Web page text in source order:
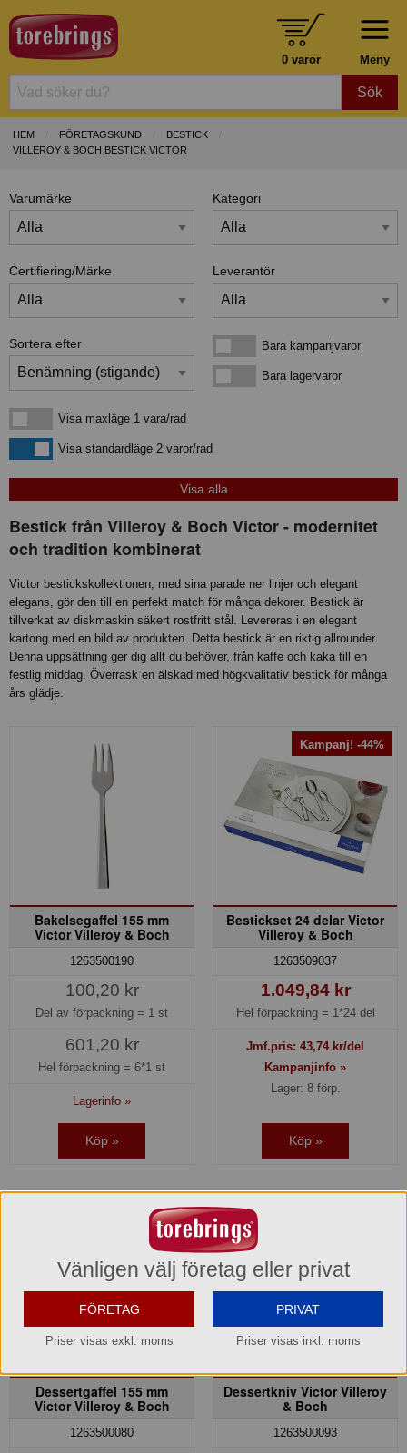
Meny
0 varor
Sök
HEM FÖRETAGSKUND
BESTICK
VILLEROY & BOCH BESTICK VICTOR
Varumärke Kategori
Certifiering/Märke Leverantör
Sortera efter Bara kampanjvarorBara kampanjvaror
Bara lagervarorBara lagervaror
Visa maxläge 1 vara/rad
Visa maxläge 1 vara/rad
Visa standardlägeVisa standardläge 2 varor/rad
Bestick från Villeroy & Boch Victor - modernitet
och tradition kombinerat
Victor bestickskollektionen, med sina parade ner linjer och elegant
elegans, gör den till en perfekt match för många dekorer. Bestick är
tillverkat av diskmaskin säkert rostfritt stål. Levereras i en elegant
kartong med en bild av produkten. Detta bestick är en riktig allrounder.
Denna uppsättning ger dig allt du behöver, från kaffe och kaka till en
festlig middag. Överrask en älskad med högkvalitativ bestick för många
års glädje.
Bakelsegaffel 155 mm
Victor Villeroy & Boch
1263500190
100,20 kr
Del av förpackning = 1 st
601,20 kr
Hel förpackning = 6*1 st
Lagerinfo »
Köp »
Kampanj! -44%
Bestickset 24 delar Victor
Villeroy & Boch
1263509037
1.049,84 kr
Hel förpackning = 1*24 del
Jmf.pris: 43,74 kr/del
Kampanjinfo »
Lager: 8 förp.
Köp »
Dessertgaffel 155 mm
Victor Villeroy & Boch
1263500080
Dessertkniv Victor Villeroy
& Boch
1263500093
Vänligen välj företag eller privat
FÖRETAG
Priser visas exkl. moms
PRIVAT
Priser visas inkl. moms